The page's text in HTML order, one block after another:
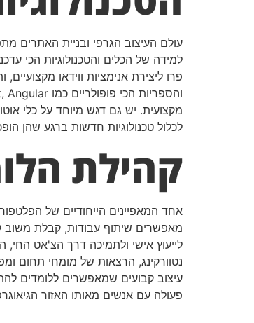
עולם העיצוב הגרפי ובניית האתרים
פרו ליצירת אנימציות ווידאו
לכלול טכנולוגיות חדשות ברגע שהן
קהילת
אחד המאפיינים הייחודיים של
מאפשרים שיתוף עבודות, קבלת משוב
לייעוץ אישי ולתמיכה דרך הצ'אט החי,
נטוורקינג, הרצאות של מומחי תחום
עיצוב קבועים שמאפשרים ללומדים
פעולה עם אנשים מאותו האזור